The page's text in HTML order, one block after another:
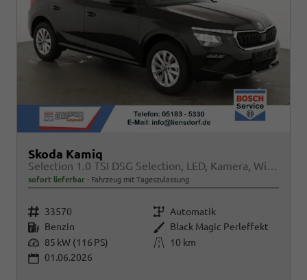
Skoda Kamiq
Selection 1.0 TSI DSG Selection, LED, Kamera, Winter, Ladeboden, 16-Zoll, 4.J-Garantie
sofort lieferbar Fahrzeug mit Tageszulassung
Fahrzeugnr. 33570 Getriebe Automatik
Kraftstoff Benzin Außenfarbe Black Magic Perleffekt
Leistung 85 kW (116 PS) Kilometerstand
10 km
01.06.2026